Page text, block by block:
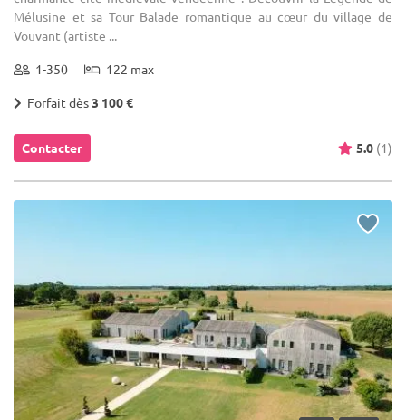
Mélusine et sa Tour Balade romantique au cœur du village de
Vouvant (artiste ...
1-350 122 max
Forfait dès3 100 €
Contacter 5.0 (1)